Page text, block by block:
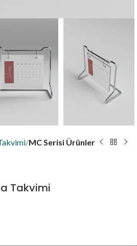
MC Serisi Ürünler
Takvimi